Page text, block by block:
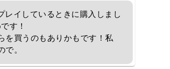
レイしているときに購入しまし
す！
を買うのもありかもです！私
。